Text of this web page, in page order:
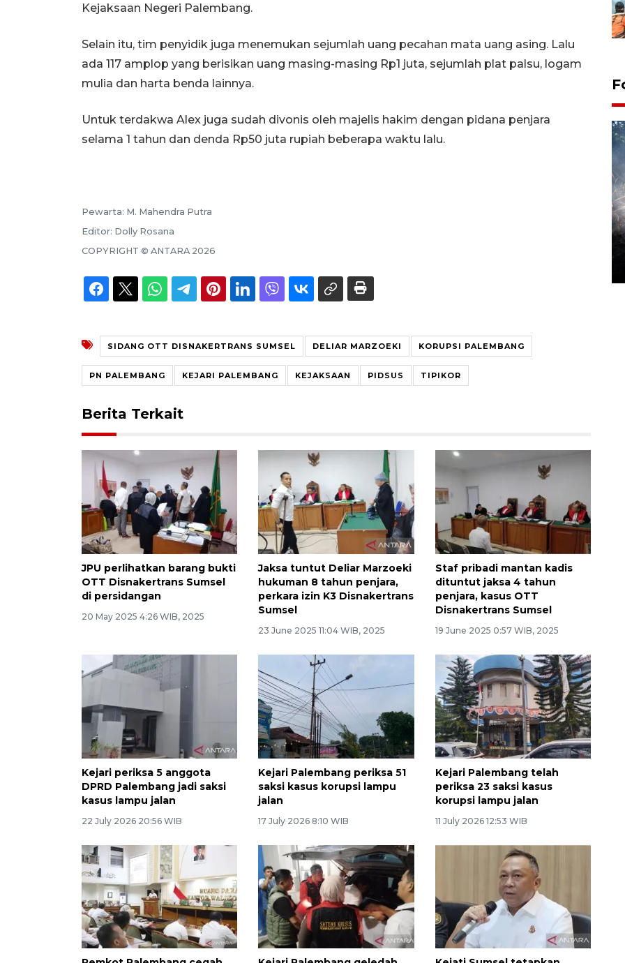
Kejaksaan Negeri Palembang.
Selain itu, tim penyidik juga menemukan sejumlah uang pecahan mata uang asing. Lalu
ada 117 amplop yang berisikan uang masing-masing Rp1 juta, sejumlah plat palsu, logam
mulia dan harta benda lainnya.
Untuk terdakwa Alex juga sudah divonis oleh majelis hakim dengan pidana penjara
selama 1 tahun dan denda Rp50 juta rupiah beberapa waktu lalu.
Pewarta: M. Mahendra Putra
Editor: Dolly Rosana
COPYRIGHT © ANTARA 2026
SIDANG OTT DISNAKERTRANS SUMSEL DELIAR MARZOEKI KORUPSI PALEMBANG
PN PALEMBANG KEJARI PALEMBANG KEJAKSAAN PIDSUS TIPIKOR
Berita Terkait
JPU perlihatkan barang bukti
OTT Disnakertrans Sumsel
di persidangan
20 May 2025 4:26 WIB, 2025
Jaksa tuntut Deliar Marzoeki
hukuman 8 tahun penjara,
perkara izin K3 Disnakertrans
Sumsel
23 June 2025 11:04 WIB, 2025
Staf pribadi mantan kadis
dituntut jaksa 4 tahun
penjara, kasus OTT
Disnakertrans Sumsel
19 June 2025 0:57 WIB, 2025
Kejari periksa 5 anggota
DPRD Palembang jadi saksi
kasus lampu jalan
22 July 2026 20:56 WIB
Kejari Palembang periksa 51
saksi kasus korupsi lampu
jalan
17 July 2026 8:10 WIB
Kejari Palembang telah
periksa 23 saksi kasus
korupsi lampu jalan
11 July 2026 12:53 WIB